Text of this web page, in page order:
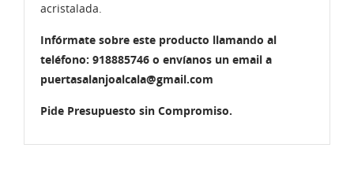
acristalada.
Infórmate sobre este producto llamando al
teléfono: 918885746 o envíanos un email a
puertasalanjoalcala@gmail.com
Pide Presupuesto sin Compromiso.